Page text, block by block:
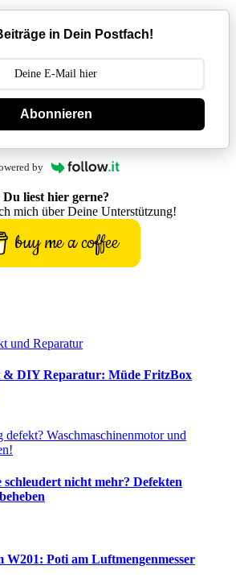
in Dein Postfach!
Abonnieren
by
Du liest hier gerne?
mich über Deine Unterstützung!
buy me a coffee
& DIY Reparatur: Müde FritzBox
schleudert nicht mehr? Defekten
W201: Poti am Luftmengenmesser